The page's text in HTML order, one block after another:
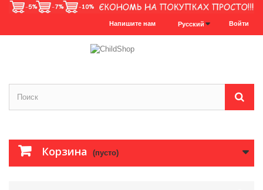
Войти
Русский
Напишите нам
Корзина (пусто)